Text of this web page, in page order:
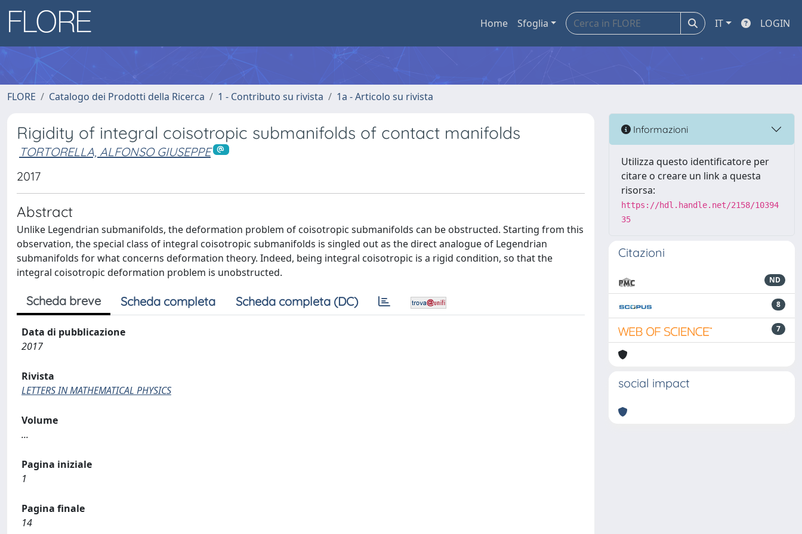
Home Sfoglia IT LOGIN
FLORE Catalogo dei Prodotti della Ricerca 1 - Contributo su rivista 1a - Articolo su rivista
Rigidity of integral coisotropic submanifolds of contact manifolds
TORTORELLA, ALFONSO GIUSEPPE
2017
Abstract
Unlike Legendrian submanifolds, the deformation problem of coisotropic submanifolds can be obstructed. Starting from this
observation, the special class of integral coisotropic submanifolds is singled out as the direct analogue of Legendrian
submanifolds for what concerns deformation theory. Indeed, being integral coisotropic is a rigid condition, so that the
integral coisotropic deformation problem is unobstructed.
Scheda breve Scheda completa Scheda completa (DC)
Data di pubblicazione
2017
Rivista
LETTERS IN MATHEMATICAL PHYSICS
Volume
...
Pagina iniziale
1
Pagina finale
14
Informazioni
Utilizza questo identificatore per
citare o creare un link a questa
risorsa:
https://hdl.handle.net/2158/10394
35
Citazioni
ND
8
7
social impact